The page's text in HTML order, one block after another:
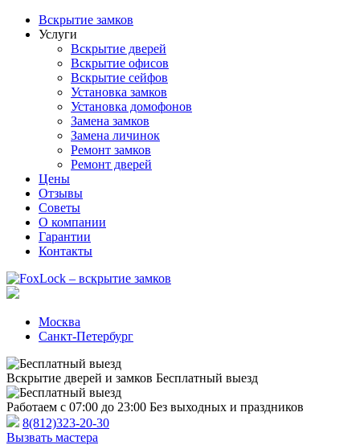
Вскрытие замков
Услуги
Вскрытие дверей
Вскрытие офисов
Вскрытие сейфов
Установка замков
Установка домофонов
Замена замков
Замена личинок
Ремонт замков
Ремонт дверей
Цены
Отзывы
Советы
О компании
Гарантии
Контакты
Москва
Санкт-Петербург
Вскрытие дверей и замков Бесплатный выезд
Работаем с 07:00 до 23:00 Без выходных и праздников
8(812)323-20-30
Вызвать мастера